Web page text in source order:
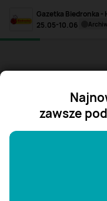
Gazetka Biedronka -
25.05-10.06
zawsze
"/>